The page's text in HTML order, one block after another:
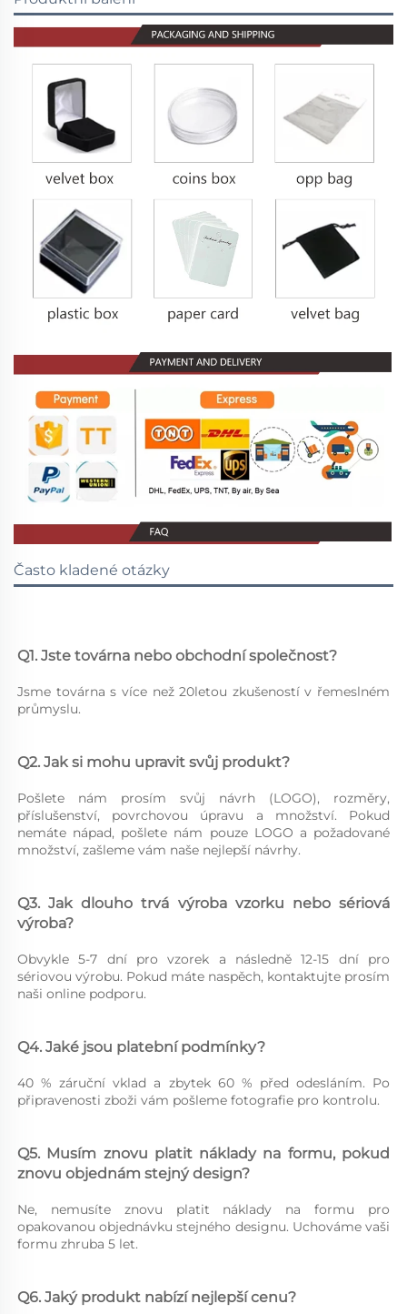
Často kladené otázky
Q1. Jste továrna nebo obchodní společnost?
Jsme továrna s více než 20letou zkušeností v řemeslném
průmyslu.
Q2. Jak si mohu upravit svůj produkt?
Pošlete nám prosím svůj návrh (LOGO), rozměry,
příslušenství, povrchovou úpravu a množství. Pokud
nemáte nápad, pošlete nám pouze LOGO a požadované
množství, zašleme vám naše nejlepší návrhy.
Q3. Jak dlouho trvá výroba vzorku nebo sériová
výroba?
Obvykle 5-7 dní pro vzorek a následně 12-15 dní pro
sériovou výrobu. Pokud máte naspěch, kontaktujte prosím
naši online podporu.
Q4. Jaké jsou platební podmínky?
40 % záruční vklad a zbytek 60 % před odesláním. Po
připravenosti zboži vám pošleme fotografie pro kontrolu.
Q5. Musím znovu platit náklady na formu, pokud
znovu objednám stejný design?
Ne, nemusíte znovu platit náklady na formu pro
opakovanou objednávku stejného designu. Uchováme vaši
formu zhruba 5 let.
Q6. Jaký produkt nabízí nejlepší cenu?